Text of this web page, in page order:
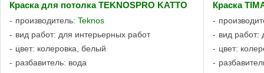
Краска для потолка TEKNOSPRO KATTO
производитель: Teknos
вид работ: для интерьерных работ
цвет: колеровка, белый
разбавитель: вода
Краска
вид работ:
цвет: